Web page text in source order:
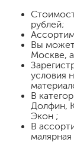
рублей;
Вы
Москве,
условия
В
Долфин,
Экон ;
В
малярная